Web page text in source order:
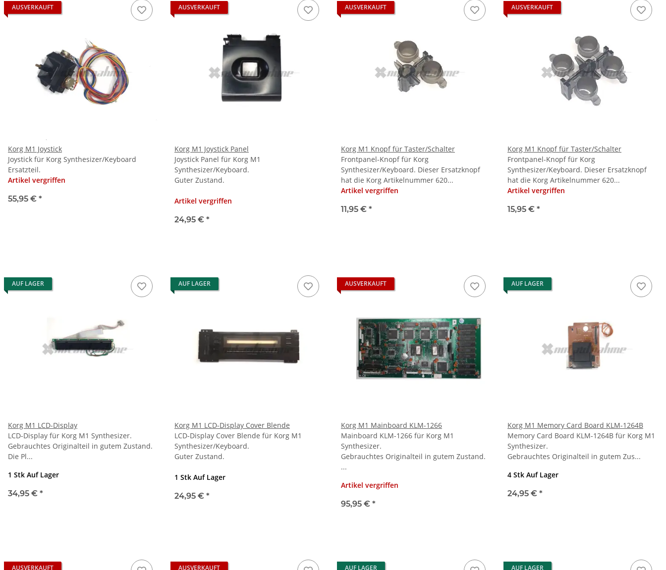
AUSVERKAUFT
Korg M1 Joystick
Joystick für Korg Synthesizer/Keyboard
Ersatzteil.
Artikel vergriffen
55,95 € *
AUSVERKAUFT
Korg M1 Joystick Panel
Joystick Panel für Korg M1
Synthesizer/Keyboard.
Guter Zustand.
Artikel vergriffen
24,95 € *
AUSVERKAUFT
Korg M1 Knopf für Taster/Schalter
Frontpanel-Knopf für Korg
Synthesizer/Keyboard. Dieser Ersatzknopf
hat die Korg Artikelnummer 620...
Artikel vergriffen
11,95 € *
AUSVERKAUFT
Korg M1 Knopf für Taster/Schalter
Frontpanel-Knopf für Korg
Synthesizer/Keyboard. Dieser Ersatzknopf
hat die Korg Artikelnummer 620...
Artikel vergriffen
15,95 € *
AUF LAGER
Korg M1 LCD-Display
LCD-Display für Korg M1 Synthesizer.
Gebrauchtes Originalteil in gutem Zustand.
Die Pl...
1 Stk Auf Lager
34,95 € *
AUF LAGER
Korg M1 LCD-Display Cover Blende
LCD-Display Cover Blende für Korg M1
Synthesizer/Keyboard.
Guter Zustand.
1 Stk Auf Lager
24,95 € *
AUSVERKAUFT
Korg M1 Mainboard KLM-1266
Mainboard KLM-1266 für Korg M1
Synthesizer.
Gebrauchtes Originalteil in gutem Zustand.
...
Artikel vergriffen
95,95 € *
AUF LAGER
Korg M1 Memory Card Board KLM-1264B
Memory Card Board KLM-1264B für Korg M1
Synthesizer.
Gebrauchtes Originalteil in gutem Zus...
4 Stk Auf Lager
24,95 € *
AUSVERKAUFT AUSVERKAUFT AUF LAGER AUF LAGER